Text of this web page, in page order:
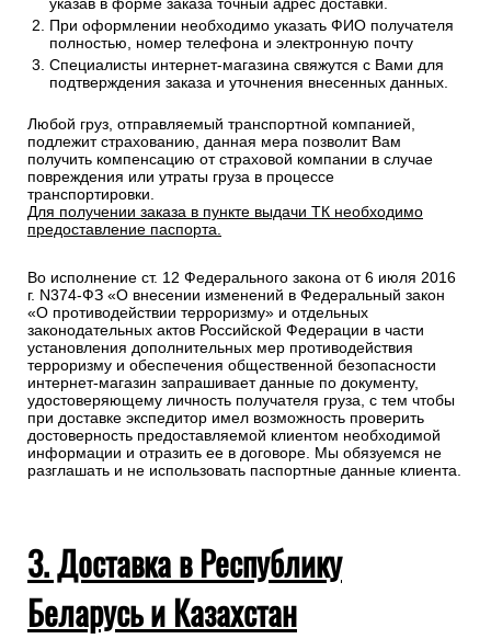
указав в форме заказа точный адрес доставки.
При оформлении необходимо указать ФИО получателя
полностью, номер телефона и электронную почту
Специалисты интернет-магазина свяжутся с Вами для
подтверждения заказа и уточнения внесенных данных.
Любой груз, отправляемый транспортной компанией,
подлежит страхованию, данная мера позволит Вам
получить компенсацию от страховой компании в случае
повреждения или утраты груза в процессе
транспортировки.
Для получении заказа в пункте выдачи ТК необходимо
предоставление паспорта.
Во исполнение ст. 12 Федерального закона от 6 июля 2016
г. N374-ФЗ «О внесении изменений в Федеральный закон
«О противодействии терроризму» и отдельных
законодательных актов Российской Федерации в части
установления дополнительных мер противодействия
терроризму и обеспечения общественной безопасности
интернет-магазин запрашивает данные по документу,
удостоверяющему личность получателя груза, с тем чтобы
при доставке экспедитор имел возможность проверить
достоверность предоставляемой клиентом необходимой
информации и отразить ее в договоре. Мы обязуемся не
разглашать и не использовать паспортные данные клиента.
3. Доставка в Республику
Беларусь и Казахстан